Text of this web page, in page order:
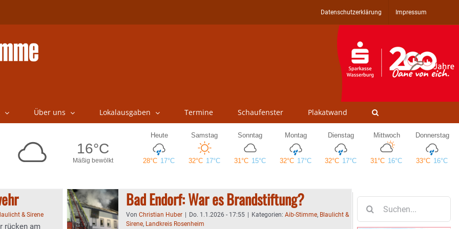
Datenschutzerklärung Impressum
Über uns Lokalausgaben Termine Schaufenster Plakatwand
& Sirene
rücken am
Bad Endorf: War es Brandstiftung?
Von Christian Huber Do. 1.1.2026 - 17:55 Kategorien: Aib-Stimme, Blaulicht &
Sirene, Landkreis Rosenheim
nach: